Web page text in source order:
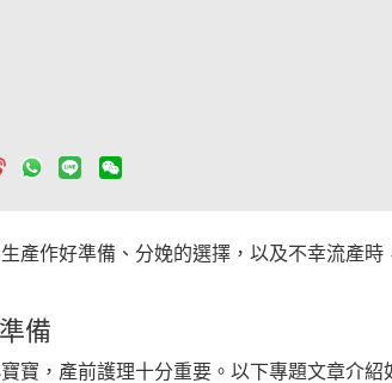
產作好準備、分娩的選擇，以及不幸流產時
備
寶，產前護理十分重要。以下專題文章介